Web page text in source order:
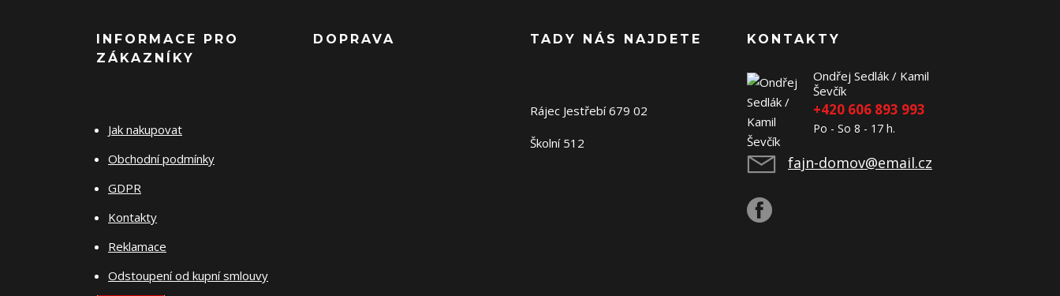
INFORMACE PRO
ZÁKAZNÍKY
Jak nakupovat
Obchodní podmínky
GDPR
Kontakty
Reklamace
Odstoupení od kupní smlouvy
DOPRAVA TADY NÁS NAJDETE
Rájec Jestřebí 679 02
Školní 512
KONTAKTY
Ondřej Sedlák / Kamil
Ševčík
+420 606 893 993
Po - So 8 - 17 h.
fajn-domov@email.cz